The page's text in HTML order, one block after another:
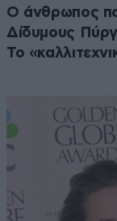
Ο άνθρωπος
Δίδυμους
Το